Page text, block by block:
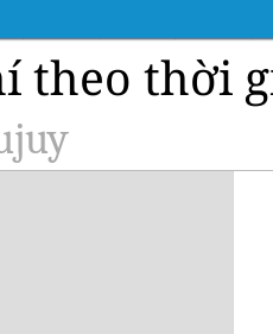
theo thời